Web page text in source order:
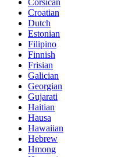
Croatian
Dutch
Estonian
Filipino
Finnish
Frisian
Galician
Georgian
Gujarati
Haitian
Hausa
Hawaiian
Hebrew
Hmong